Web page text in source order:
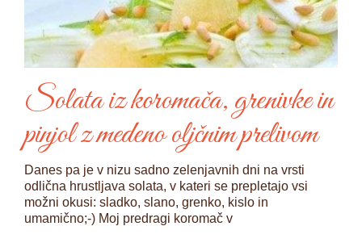
Solata iz koromača, grenivke in
pinjol z medeno oljčnim prelivom
Danes pa je v nizu sadno zelenjavnih dni na vrsti
odlična hrustljava solata, v kateri se prepletajo vsi
možni okusi: sladko, slano, grenko, kislo in
umamično;-) Moj predragi koromač v